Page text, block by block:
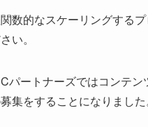
数的なスケーリングする
い。
パートナーズではコンテン
集をすることになりまし